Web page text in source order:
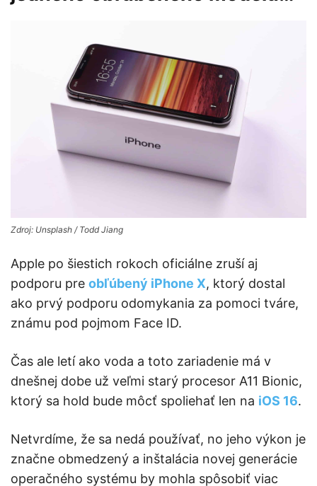
Zdroj: Unsplash / Todd Jiang
Apple po šiestich rokoch oficiálne zruší aj
podporu pre obľúbený iPhone X, ktorý dostal
ako prvý podporu odomykania za pomoci tváre,
známu pod pojmom Face ID.
Čas ale letí ako voda a toto zariadenie má v
dnešnej dobe už veľmi starý procesor A11 Bionic,
ktorý sa hold bude môcť spoliehať len na iOS 16.
Netvrdíme, že sa nedá používať, no jeho výkon je
značne obmedzený a inštalácia novej generácie
operačného systému by mohla spôsobiť viac